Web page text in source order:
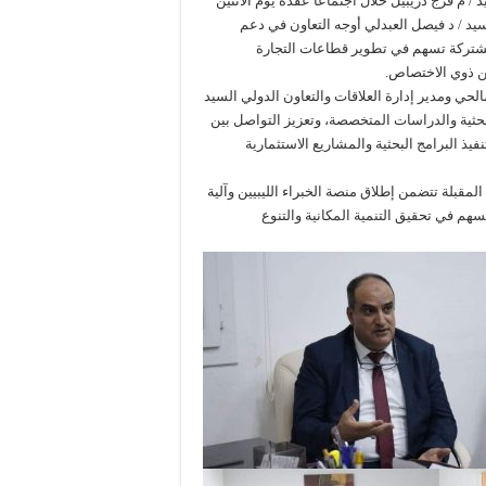
السيد / د فيصل العبدلي أوجه التعاون في دعم
تسهم في تطوير قطاعات التجارة
من ذوي الاختصاص.
ومدير إدارة العلاقات والتعاون الدولي السيد
والدراسات المتخصصة، وتعزيز التواصل بين
البرامج البحثية والمشاريع الاستثمارية
تتضمن إطلاق منصة الخبراء الليبيين وآلية
في تحقيق التنمية المكانية والتنوع